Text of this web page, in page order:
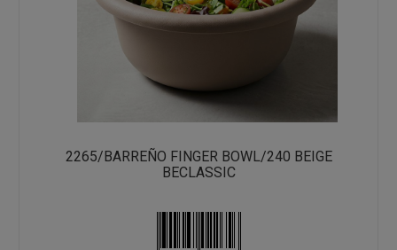
2265/BARREÑO FINGER BOWL/240 BEIGE
BECLASSIC